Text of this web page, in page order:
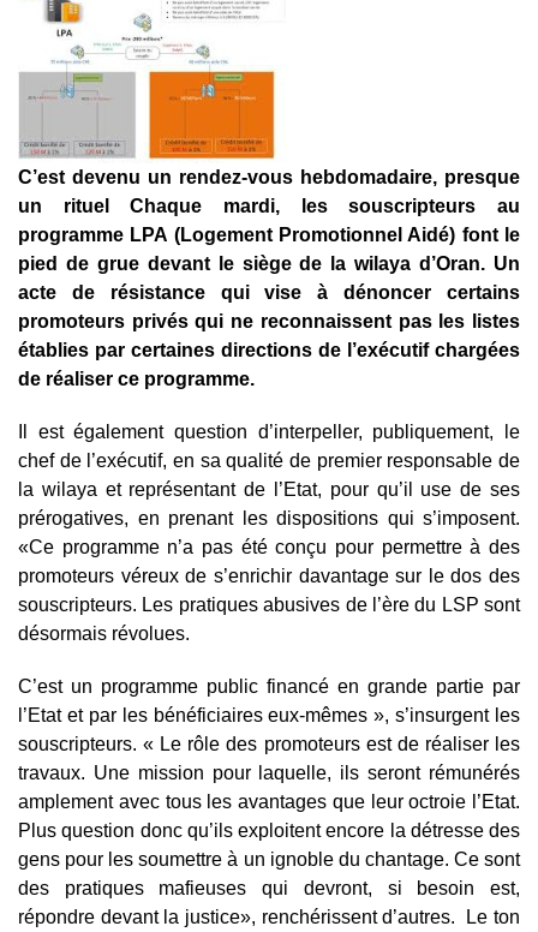
C’est devenu un rendez-vous hebdomadaire, presque
un rituel Chaque mardi, les souscripteurs au
programme LPA (Logement Promotionnel Aidé) font le
pied de grue devant le siège de la wilaya d’Oran. Un
acte de résistance qui vise à dénoncer certains
promoteurs privés qui ne reconnaissent pas les listes
établies par certaines directions de l’exécutif chargées
de réaliser ce programme.
Il est également question d’interpeller, publiquement, le
chef de l’exécutif, en sa qualité de premier responsable de
la wilaya et représentant de l’Etat, pour qu’il use de ses
prérogatives, en prenant les dispositions qui s’imposent.
«Ce programme n’a pas été conçu pour permettre à des
promoteurs véreux de s’enrichir davantage sur le dos des
souscripteurs. Les pratiques abusives de l’ère du LSP sont
désormais révolues.
C’est un programme public financé en grande partie par
l’Etat et par les bénéficiaires eux-mêmes », s’insurgent les
souscripteurs. « Le rôle des promoteurs est de réaliser les
travaux. Une mission pour laquelle, ils seront rémunérés
amplement avec tous les avantages que leur octroie l’Etat.
Plus question donc qu’ils exploitent encore la détresse des
gens pour les soumettre à un ignoble du chantage. Ce sont
des pratiques mafieuses qui devront, si besoin est,
répondre devant la justice», renchérissent d’autres.
Le ton